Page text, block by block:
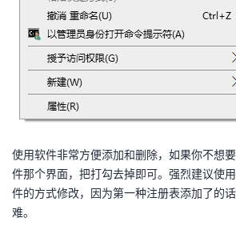
使用软件非常方便添加和删除，如果你不想
件那个界面，把打勾去掉即可。强烈建议使
件的方式修改，因为第一种注册表添加了的
难。